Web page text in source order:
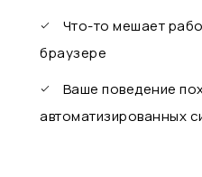
Что-то мешает
браузере
Ваше поведение
автоматизированных